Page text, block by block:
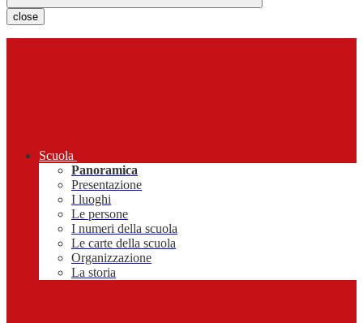
close
Scuola
Panoramica
Presentazione
I luoghi
Le persone
I numeri della scuola
Le carte della scuola
Organizzazione
La storia